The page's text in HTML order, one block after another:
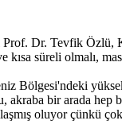
Dr. Tevfik Özlü,
kısa süreli olmalı,
akraba bir arada
oluyor çünkü